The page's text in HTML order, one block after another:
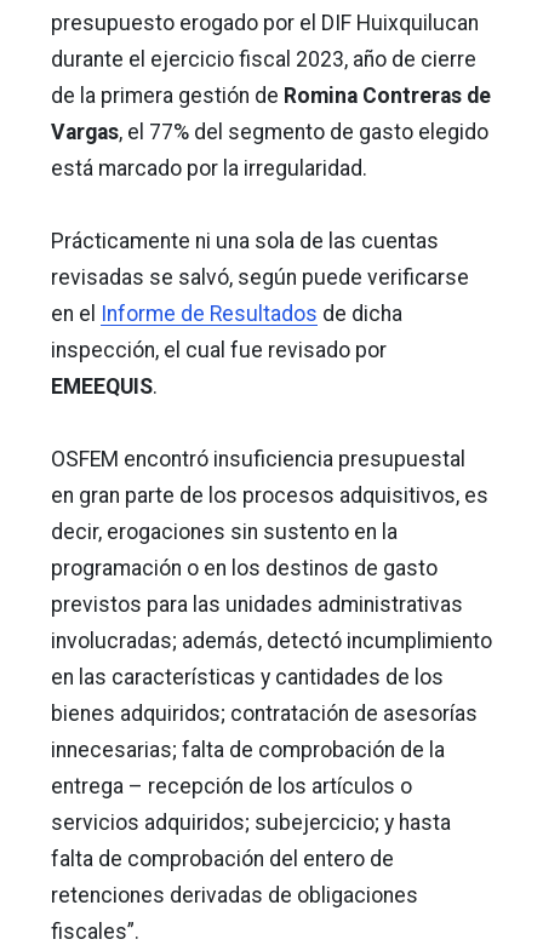
presupuesto erogado por el DIF Huixquilucan
durante el ejercicio fiscal 2023, año de cierre
de la primera gestión de Romina Contreras de
Vargas, el 77% del segmento de gasto elegido
está marcado por la irregularidad.
Prácticamente ni una sola de las cuentas
revisadas se salvó, según puede verificarse
en el Informe de Resultados de dicha
inspección, el cual fue revisado por
EMEEQUIS.
OSFEM encontró insuficiencia presupuestal
en gran parte de los procesos adquisitivos, es
decir, erogaciones sin sustento en la
programación o en los destinos de gasto
previstos para las unidades administrativas
involucradas; además, detectó incumplimiento
en las características y cantidades de los
bienes adquiridos; contratación de asesorías
innecesarias; falta de comprobación de la
entrega – recepción de los artículos o
servicios adquiridos; subejercicio; y hasta
falta de comprobación del entero de
retenciones derivadas de obligaciones
fiscales”.